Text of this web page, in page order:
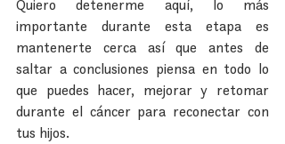
Quiero detenerme aquí, lo más
importante durante esta etapa es
mantenerte cerca así que antes de
saltar a conclusiones piensa en todo lo
que puedes hacer, mejorar y retomar
durante el cáncer para reconectar con
tus hijos.